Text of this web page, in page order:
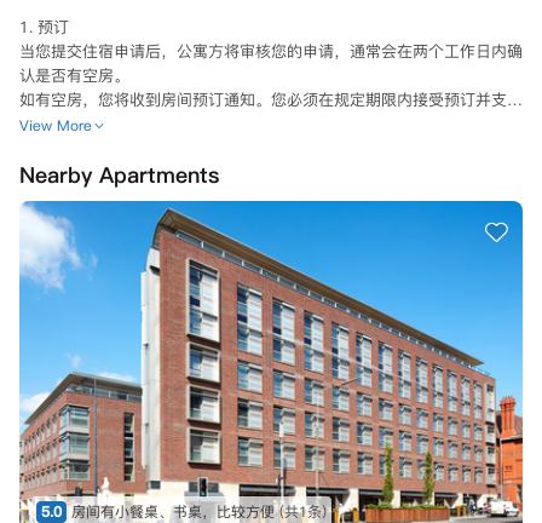
1. 预订
当您提交住宿申请后，公寓方将审核您的申请，通常会在两个工作日内确
认是否有空房。
如有空房，您将收到房间预订通知。您必须在规定期限内接受预订并支付
所需的预付租金：
- 高峰期（8月1日至9月1日）为24小时。
如果您未在规定时间内接受预订，则预订将失效，房间可能会提供给其他
申请人。
一旦您接受预订（接受是指您在线正式接受租赁协议之日）并支付预付租
金，预订即成为具有法律约束力的租赁协议。因此，您应确保在确认预订
前了解所有条款。
您可以在预订日期后的7个自然日内取消租赁协议，这段时间称为"初始
取消期"或“冷静期”。
如果您在初始取消期内取消预订，公寓方将全额退还您的预付租金。
3. 冷静期后的取消
如果您在冷静期结束后提出取消预订，您仍需承担租赁协议项下的租金，
直至找到替代租户并签订新的租赁协议。公寓方可以协助发布房间出租信
View More
Nearby Apartments
5.0 房间有小餐桌、书桌，比较方便 (共1条)